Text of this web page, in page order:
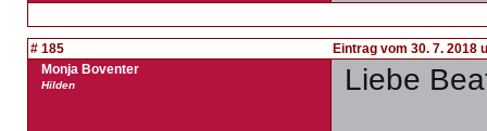
# 185
Eintrag vom 30. 7. 2018
Monja Boventer
Hilden Liebe